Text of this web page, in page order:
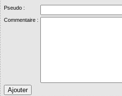
Pseudo :
Commentaire :